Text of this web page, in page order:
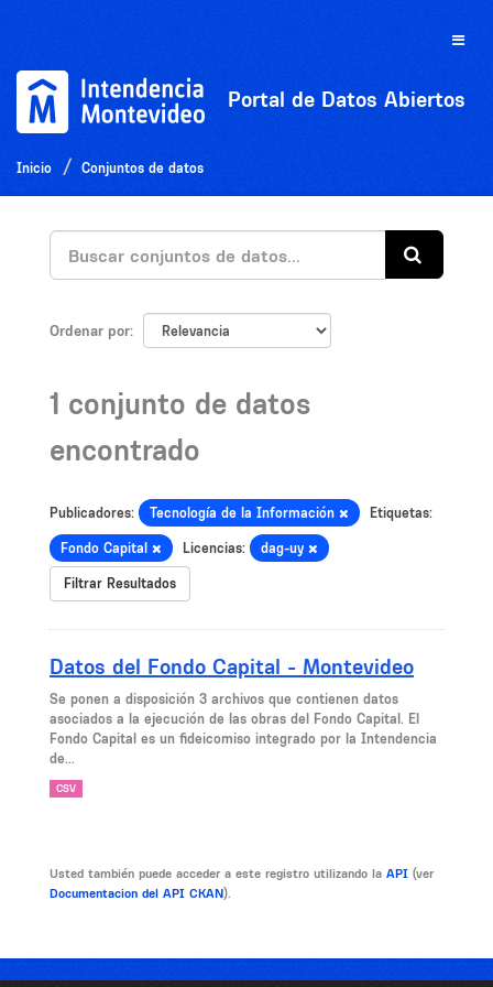
Toggle
Portal de Datos Abiertos
Inicio Conjuntos de datos
Ordenar por
1 conjunto de datos
encontrado
Publicadores: Tecnología de la Información Etiquetas:
Fondo Capital Licencias: dag-uy
Filtrar Resultados
Datos del Fondo Capital - Montevideo
Se ponen a disposición 3 archivos que contienen datos
asociados a la ejecución de las obras del Fondo Capital. El
Fondo Capital es un fideicomiso integrado por la Intendencia
de...
CSV
Usted también puede acceder a este registro utilizando la API (ver
Documentacion del API CKAN).